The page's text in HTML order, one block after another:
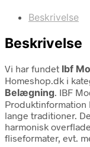
Beskrivelse
Beskrivelse
Vi har fundet Ibf
Homeshop.dk i
Belægning. IBF
Produktinformation
lange traditioner.
harmonisk
fliseformater, evt.